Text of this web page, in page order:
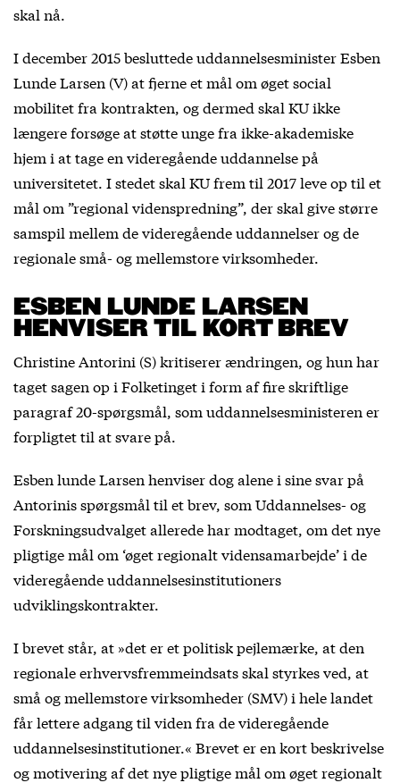
skal nå.
I december 2015 besluttede uddannelsesminister Esben
Lunde Larsen (V) at fjerne et mål om øget social
mobilitet fra kontrakten, og dermed skal KU ikke
længere forsøge at støtte unge fra ikke-akademiske
hjem i at tage en videregående uddannelse på
universitetet. I stedet skal KU frem til 2017 leve op til et
mål om ”regional videnspredning”, der skal give større
samspil mellem de videregående uddannelser og de
regionale små- og mellemstore virksomheder.
ESBEN LUNDE LARSEN
HENVISER TIL KORT BREV
Christine Antorini (S) kritiserer ændringen, og hun har
taget sagen op i Folketinget i form af fire skriftlige
paragraf 20-spørgsmål, som uddannelsesministeren er
forpligtet til at svare på.
Esben lunde Larsen henviser dog alene i sine svar på
Antorinis spørgsmål til et brev, som Uddannelses- og
Forskningsudvalget allerede har modtaget, om det nye
pligtige mål om ‘øget regionalt vidensamarbejde’ i de
videregående uddannelsesinstitutioners
udviklingskontrakter.
I brevet står, at »det er et politisk pejlemærke, at den
regionale erhvervsfremmeindsats skal styrkes ved, at
små og mellemstore virksomheder (SMV) i hele landet
får lettere adgang til viden fra de videregående
uddannelsesinstitutioner.« Brevet er en kort beskrivelse
og motivering af det nye pligtige mål om øget regionalt